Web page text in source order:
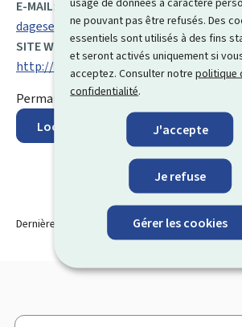
ne pouvant pas être refusés. Des
essentiels sont utilisés à des fins
et seront activés uniquement si
acceptez. Consulter notrepolitique
confidentialité.
J'accepte
Je refuse
Gérer les cookies
E-MAIL:
dageselteren@arcus.lu
SITE WEB :
http://www.dageselteren.lu
Permanence téléphonique le matin
Localisez sur la carte
Dernière modification le 30.03.2026